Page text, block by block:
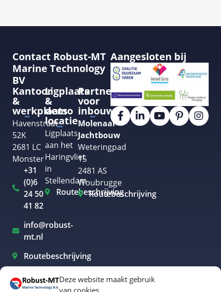
Deze website maakt gebruik
van cookies
Contact Robust-MT
Marine Technology
BV
Kantoor
&
werkplaats
Havenstraat
52K
2681 LC
Monster
+31
(0)6
24 50
41 82
info@robust-
mt.nl
Routebeschrijving
Ligplaats
&
demo
locatie
Ligplaats
aan het
Haringvliet
in
Stellendam
Routebeschrijving
Partner
voor
inbouw
Molenaar
Jachtbouw
Weteringpad
15
2481 AS
Woubrugge
Routebeschrijving
Aangesloten bij